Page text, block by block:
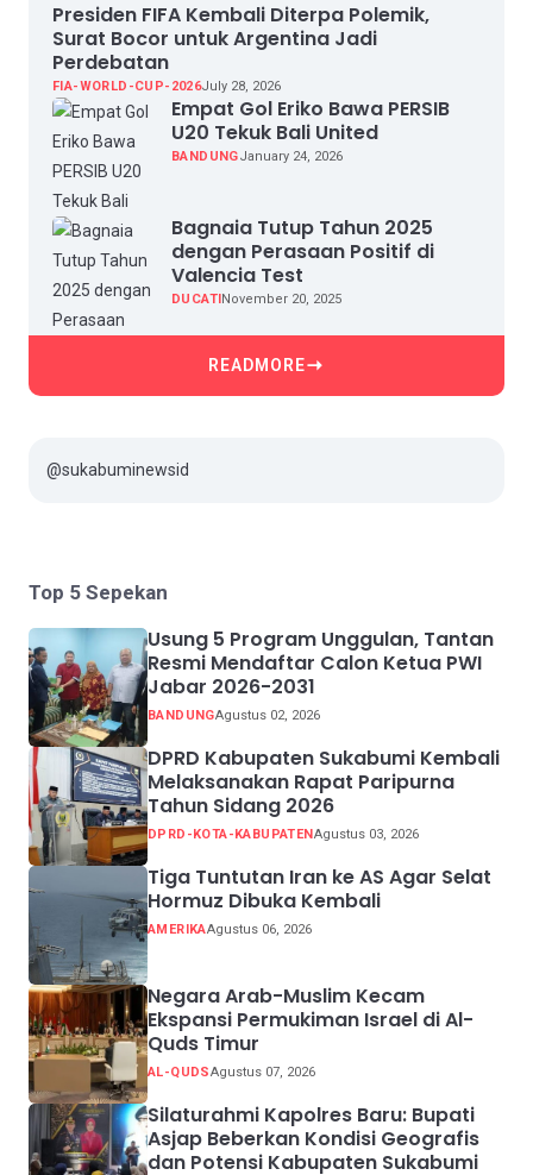
Presiden FIFA Kembali Diterpa Polemik,
Surat Bocor untuk Argentina Jadi
Perdebatan
FIA-WORLD-CUP-2026July 28, 2026
Empat Gol Eriko Bawa PERSIB
U20 Tekuk Bali United
BANDUNGJanuary 24, 2026
Bagnaia Tutup Tahun 2025
dengan Perasaan Positif di
Valencia Test
DUCATI November 20, 2025
READMORE
@sukabuminewsid
Top 5 Sepekan
Usung 5 Program Unggulan, Tantan
Resmi Mendaftar Calon Ketua PWI
Jabar 2026-2031
BANDUNGAgustus 02, 2026
DPRD Kabupaten Sukabumi Kembali
Melaksanakan Rapat Paripurna
Tahun Sidang 2026
DPRD-KOTA-KABUPATEN Agustus 03, 2026
Tiga Tuntutan Iran ke AS Agar Selat
Hormuz Dibuka Kembali
AMERIKAAgustus 06, 2026
Negara Arab-Muslim Kecam
Ekspansi Permukiman Israel di Al-
Quds Timur
AL-QUDSAgustus 07, 2026
Silaturahmi Kapolres Baru: Bupati
Asjap Beberkan Kondisi Geografis
dan Potensi Kabupaten Sukabumi